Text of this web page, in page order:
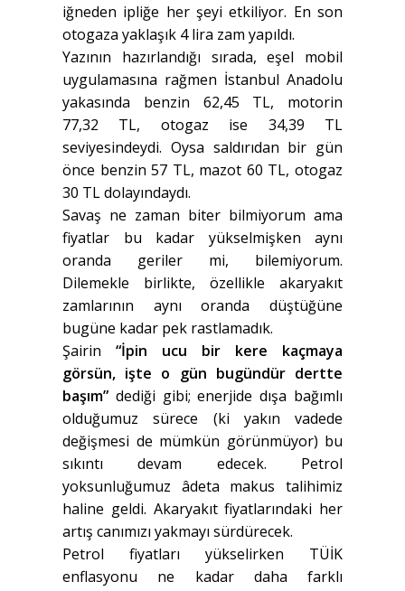
iğneden ipliğe her şeyi etkiliyor. En son
otogaza yaklaşık 4 lira zam yapıldı.
Yazının hazırlandığı sırada, eşel mobil
uygulamasına rağmen İstanbul Anadolu
yakasında benzin 62,45 TL, motorin
77,32 TL, otogaz ise 34,39 TL
seviyesindeydi. Oysa saldırıdan bir gün
önce benzin 57 TL, mazot 60 TL, otogaz
30 TL dolayındaydı.
Savaş ne zaman biter bilmiyorum ama
fiyatlar bu kadar yükselmişken aynı
oranda geriler mi, bilemiyorum.
Dilemekle birlikte, özellikle akaryakıt
zamlarının aynı oranda düştüğüne
bugüne kadar pek rastlamadık.
Şairin “İpin ucu bir kere kaçmaya
görsün, işte o gün bugündür dertte
başım” dediği gibi; enerjide dışa bağımlı
olduğumuz sürece (ki yakın vadede
değişmesi de mümkün görünmüyor) bu
sıkıntı devam edecek. Petrol
yoksunluğumuz âdeta makus talihimiz
haline geldi. Akaryakıt fiyatlarındaki her
artış canımızı yakmayı sürdürecek.
Petrol fiyatları yükselirken TÜİK
enflasyonu ne kadar daha farklı